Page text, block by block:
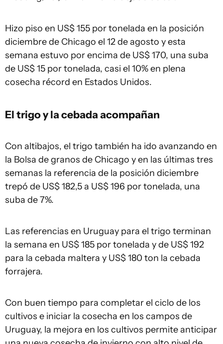
Hizo piso en US$ 155 por tonelada en la posición
diciembre de Chicago el 12 de agosto y esta
semana estuvo por encima de US$ 170, una suba
de US$ 15 por tonelada, casi el 10% en plena
cosecha récord en Estados Unidos.
El trigo y la cebada acompañan
Con altibajos, el trigo también ha ido avanzando en
la Bolsa de granos de Chicago y en las últimas tres
semanas la referencia de la posición diciembre
trepó de US$ 182,5 a US$ 196 por tonelada, una
suba de 7%.
Las referencias en Uruguay para el trigo terminan
la semana en US$ 185 por tonelada y de US$ 192
para la cebada maltera y US$ 180 ton la cebada
forrajera.
Con buen tiempo para completar el ciclo de los
cultivos e iniciar la cosecha en los campos de
Uruguay, la mejora en los cultivos permite anticipar